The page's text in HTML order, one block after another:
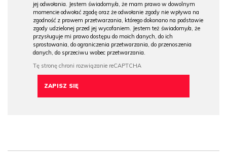
jej odwołania. Jestem świadomy/a, że mam prawo w dowolnym
momencie odwołać zgodę oraz że odwołanie zgody nie wpływa na
zgodność z prawem przetwarzania, którego dokonano na podstawie
zgody udzielonej przed jej wycofaniem. Jestem też świadomy/a, że
przysługuje mi prawo dostępu do moich danych, do ich
sprostowania, do ograniczenia przetwarzania, do przenoszenia
danych, do sprzeciwu wobec przetwarzania.